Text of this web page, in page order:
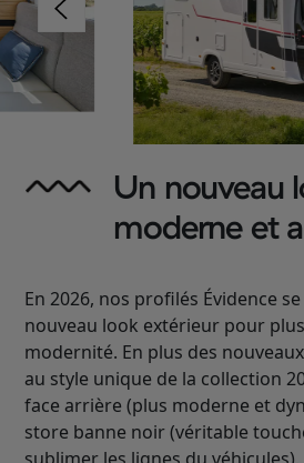
Un nouveau
moderne et
En 2026, nos profilés Évidence
nouveau look extérieur pour
modernité. En plus des
au style unique de la collection
face arrière (plus moderne et
store banne noir (véritable